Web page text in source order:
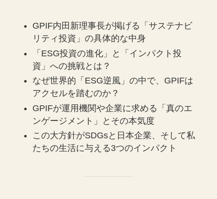
GPIF内田新理事長が掲げる「サステナビ
リティ投資」の具体的な中身
「ESG投資の進化」と「インパクト投
資」への挑戦とは？
なぜ世界的「ESG逆風」の中で、GPIFは
アクセルを踏むのか？
GPIFが運用機関や企業に求める「真のエ
ンゲージメント」とその本気度
この大方針がSDGsと日本企業、そして私
たちの生活に与える3つのインパクト